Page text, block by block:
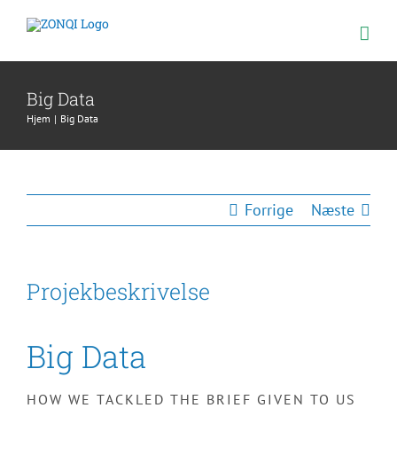
content
Big Data
Hjem Big Data
Forrige Næste
Projekbeskrivelse
Big Data
HOW WE TACKLED THE BRIEF GIVEN TO US